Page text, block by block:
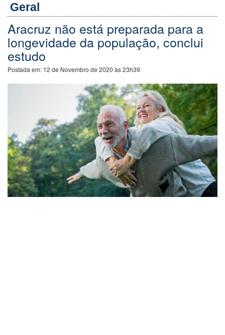
Geral
Aracruz não está preparada para a
longevidade da população, conclui
estudo
Postada em: 12 de Novembro de 2020 às 23h39